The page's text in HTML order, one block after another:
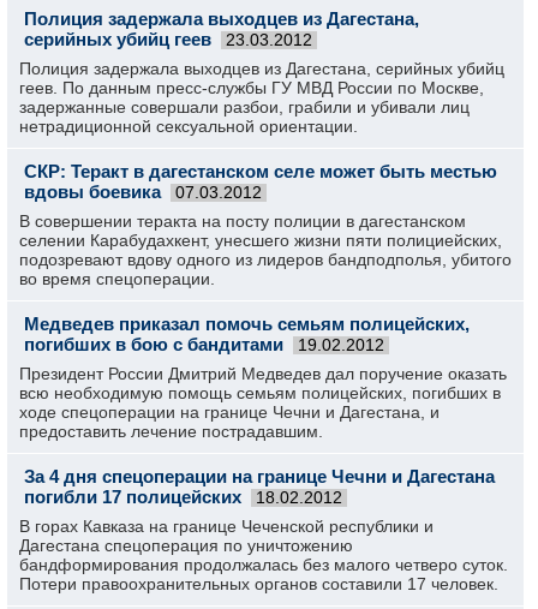
Полиция задержала выходцев из Дагестана,
серийных убийц геев
23.03.2012
Полиция задержала выходцев из Дагестана, серийных убийц
геев. По данным пресс-службы ГУ МВД России по Москве,
задержанные совершали разбои, грабили и убивали лиц
нетрадиционной сексуальной ориентации.
СКР: Теракт в дагестанском селе может быть местью
вдовы боевика
07.03.2012
В совершении теракта на посту полиции в дагестанском
селении Карабудахкент, унесшего жизни пяти полициейских,
подозревают вдову одного из лидеров бандподполья, убитого
во время спецоперации.
Медведев приказал помочь семьям полицейских,
погибших в бою с бандитами
19.02.2012
Президент России Дмитрий Медведев дал поручение оказать
всю необходимую помощь семьям полицейских, погибших в
ходе спецоперации на границе Чечни и Дагестана, и
предоставить лечение пострадавшим.
За 4 дня спецоперации на границе Чечни и Дагестана
погибли 17 полицейских
18.02.2012
В горах Кавказа на границе Чеченской республики и
Дагестана спецоперация по уничтожению
бандформирования продолжалась без малого четверо суток.
Потери правоохранительных органов составили 17 человек.